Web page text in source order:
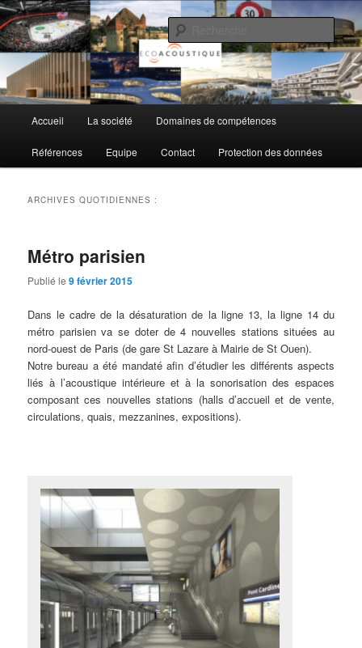
Aller
au
contenu
principal
Aller
au
contenu
secondaireEcoAcoustique SA
principal
Accueil La société Domaines de compétences
Références Equipe Contact Protection des données
ARCHIVES QUOTIDIENNES :
Métro parisien
Publié le9 février 2015
Dans le cadre de la désaturation de la ligne 13, la ligne 14 du
métro parisien va se doter de 4 nouvelles stations situées au
nord-ouest de Paris (de gare St Lazare à Mairie de St Ouen).
Notre bureau a été mandaté afin d’étudier les différents aspects
liés à l’acoustique intérieure et à la sonorisation des espaces
composant ces nouvelles stations (halls d’accueil et de vente,
circulations, quais, mezzanines, expositions).